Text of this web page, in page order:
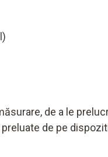
de a le
de pe